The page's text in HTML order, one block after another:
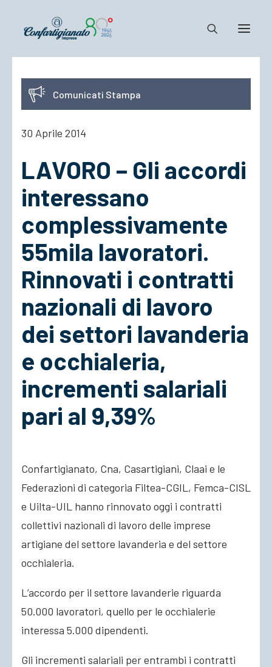
Notizie e Documenti
Confartigianato
Cosa Facciamo
ACCEDI
Comunicati Stampa
30 Aprile 2014
LAVORO – Gli accordi
interessano
complessivamente
55mila lavoratori.
Rinnovati i contratti
nazionali di lavoro
dei settori lavanderia
e occhialeria,
incrementi salariali
pari al 9,39%
Confartigianato, Cna, Casartigiani, Claai e le
Federazioni di categoria Filtea-CGIL, Femca-CISL
e Uilta-UIL hanno rinnovato oggi i contratti
collettivi nazionali di lavoro delle imprese
artigiane del settore lavanderia e del settore
occhialeria.
L’accordo per il settore lavanderie riguarda
50.000 lavoratori, quello per le occhialerie
interessa 5.000 dipendenti.
Gli incrementi salariali per entrambi i contratti